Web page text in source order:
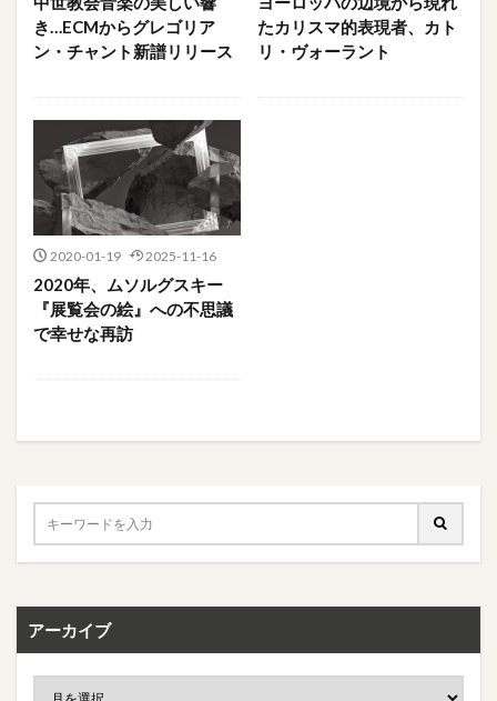
き…ECMからグレゴリア
ン・チャント新譜リリース
たカリスマ的表現者、カト
リ・ヴォーラント
2020-01-19 2025-11-16
2020年、ムソルグスキー
『展覧会の絵』への不思議
で幸せな再訪
アーカイブ